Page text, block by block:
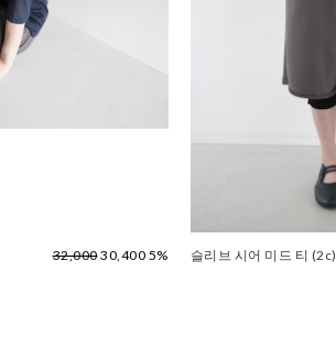
32,00030,400 5% 슬리브 시어 미드 티 (2c)